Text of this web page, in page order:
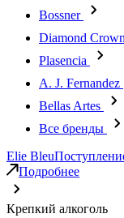
Bossner
Diamond Crown
Plasencia
A. J. Fernandez
Bellas Artes
Все бренды
Elie Bleu
Подробнее
Крепкий алкоголь